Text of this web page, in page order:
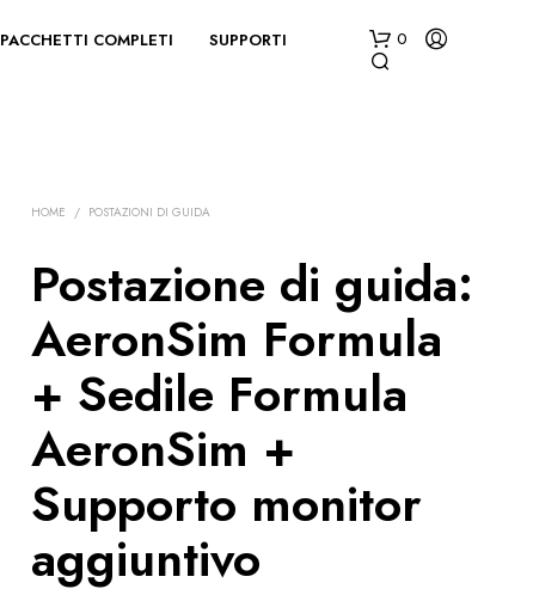
PACCHETTI COMPLETI
SUPPORTI
0
E
HOME / POSTAZIONI DI GUIDA
Postazione di guida:
AeronSim Formula
+ Sedile Formula
AeronSim +
Supporto monitor
aggiuntivo